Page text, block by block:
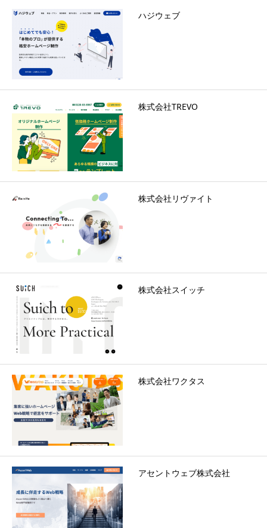
ハジウェブ
株式会社TREVO
株式会社リヴァイト
株式会社スイッチ
株式会社ワクタス
アセントウェブ株式会社